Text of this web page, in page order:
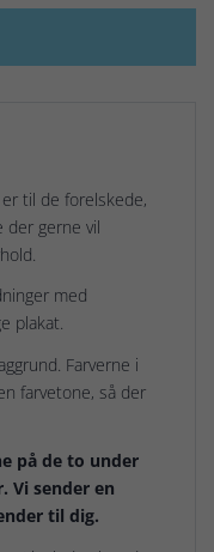
til de forelskede,
gerne vil
med
plakat.
Farverne i
farvetone, så der
på de to under
Vi sender en
til dig.